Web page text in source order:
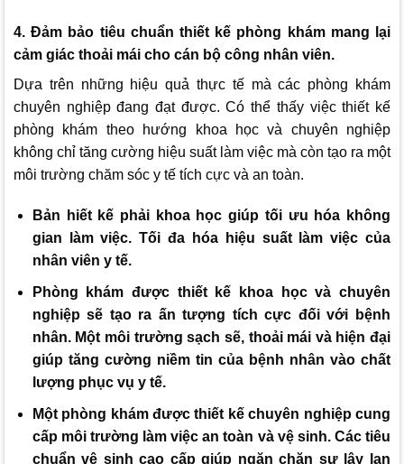
4. Đảm bảo tiêu chuẩn thiết kế phòng khám mang lại
cảm giác thoải mái cho cán bộ công nhân viên.
Dựa trên những hiệu quả thực tế mà các phòng khám
chuyên nghiệp đang đạt được. Có thể thấy việc thiết kế
phòng khám theo hướng khoa học và chuyên nghiệp
không chỉ tăng cường hiệu suất làm việc mà còn tạo ra một
môi trường chăm sóc y tế tích cực và an toàn.
Bản hiết kế phải khoa học giúp tối ưu hóa không
gian làm việc. Tối đa hóa hiệu suất làm việc của
nhân viên y tế.
Phòng khám được thiết kế khoa học và chuyên
nghiệp sẽ tạo ra ấn tượng tích cực đối với bệnh
nhân. Một môi trường sạch sẽ, thoải mái và hiện đại
giúp tăng cường niềm tin của bệnh nhân vào chất
lượng phục vụ y tế.
Một phòng khám được thiết kế chuyên nghiệp cung
cấp môi trường làm việc an toàn và vệ sinh. Các tiêu
chuẩn vệ sinh cao cấp giúp ngăn chặn sự lây lan